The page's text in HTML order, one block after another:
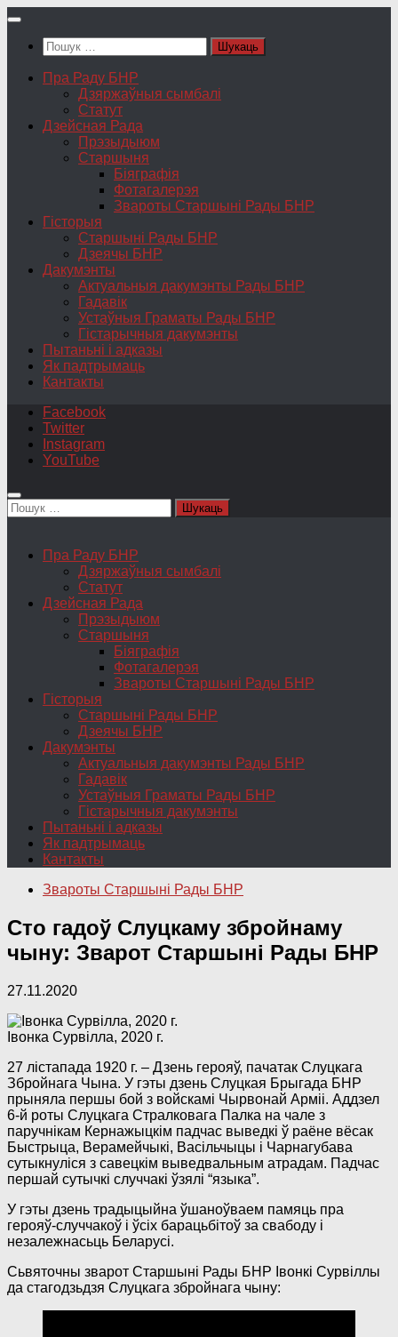
Skip
contentПошук:
Пра Раду БНР
Дзяржаўныя сымбалі
Статут
Дзейсная Рада
Прэзыдыюм
Старшыня
Біяграфія
Фотагалерэя
Звароты Старшыні Рады БНР
Гісторыя
Старшыні Рады БНР
Дзеячы БНР
Дакумэнты
Актуальныя дакумэнты Рады БНР
Гадавік
Устаўныя Граматы Рады БНР
Гістарычныя дакумэнты
Пытаньні і адказы
Як падтрымаць
Кантакты
Facebook
Twitter
Instagram
YouTube
Пошук:
Пра Раду БНР
Дзяржаўныя сымбалі
Статут
Дзейсная Рада
Прэзыдыюм
Старшыня
Біяграфія
Фотагалерэя
Звароты Старшыні Рады БНР
Гісторыя
Старшыні Рады БНР
Дзеячы БНР
Дакумэнты
Актуальныя дакумэнты Рады БНР
Гадавік
Устаўныя Граматы Рады БНР
Гістарычныя дакумэнты
Пытаньні і адказы
Як падтрымаць
Кантакты
Звароты Старшыні Рады БНР
Сто гадоў Слуцкаму збройнаму
чыну: Зварот Старшыні Рады БНР
27.11.2020
Івонка Сурвілла, 2020 г.
27 лістапада 1920 г. – Дзень герояў, пачатак Слуцкага
Збройнага Чына. У гэты дзень Слуцкая Брыгада БНР
прыняла першы бой з войскамі Чырвонай Арміі. Аддзел
6-й роты Слуцкага Стралковага Палка на чале з
паручнікам Кернажыцкім падчас выведкі ў раёне вёсак
Быстрыца, Верамейчыкі, Васільчыцы і Чарнагубава
сутыкнуліся з савецкім выведвальным атрадам. Падчас
першай сутычкі случчакі ўзялі “языка”.
У гэты дзень традыцыйна ўшаноўваем памяць пра
герояў-случчакоў і ўсіх барацьбітоў за свабоду і
незалежнасьць Беларусі.
Сьвяточны зварот Старшыні Рады БНР Івонкі Сурвіллы
да стагодзьдзя Слуцкага збройнага чыну: